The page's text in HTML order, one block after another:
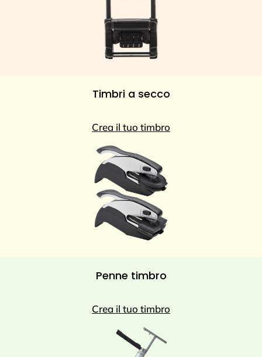
Timbri a secco
Crea il tuo timbro
Penne timbro
Crea il tuo timbro